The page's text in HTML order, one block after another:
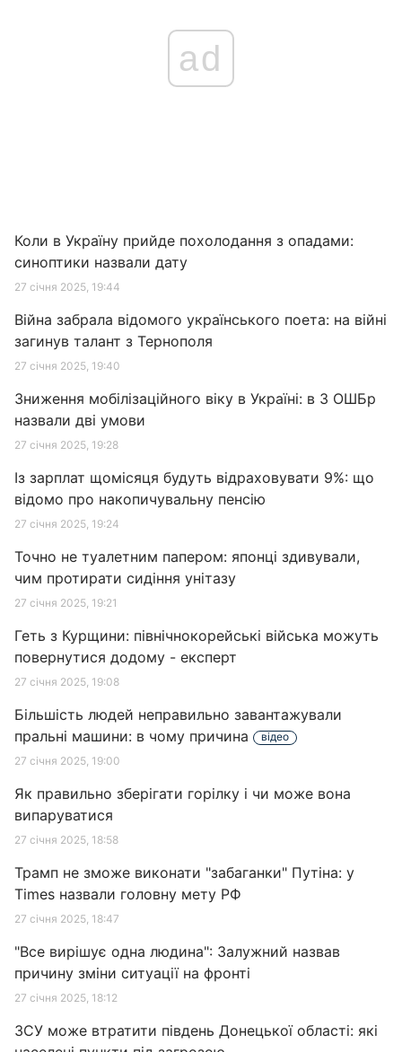
ad
Коли в Україну прийде похолодання з опадами:
синоптики назвали дату
27 січня 2025, 19:44
Війна забрала відомого українського поета: на війні
загинув талант з Тернополя
27 січня 2025, 19:40
Зниження мобілізаційного віку в Україні: в 3 ОШБр
назвали дві умови
27 січня 2025, 19:28
Із зарплат щомісяця будуть відраховувати 9%: що
відомо про накопичувальну пенсію
27 січня 2025, 19:24
Точно не туалетним папером: японці здивували,
чим протирати сидіння унітазу
27 січня 2025, 19:21
Геть з Курщини: північнокорейські війська можуть
повернутися додому - експерт
27 січня 2025, 19:08
Більшість людей неправильно завантажували
пральні машини: в чому причина
відео
27 січня 2025, 19:00
Як правильно зберігати горілку і чи може вона
випаруватися
27 січня 2025, 18:58
Трамп не зможе виконати "забаганки" Путіна: у
Times назвали головну мету РФ
27 січня 2025, 18:47
"Все вирішує одна людина": Залужний назвав
причину зміни ситуації на фронті
27 січня 2025, 18:12
ЗСУ може втратити південь Донецької області: які